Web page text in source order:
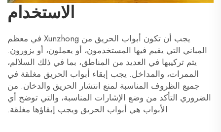
الاستخدام
يجب أن تكون أبواب الحريق من Xunzhong في معظم
المباني التي يقيم فيها المستخدمون، أو يعملون، أو يزورون.
يتم تركيبها في العديد من المناطق، بما في ذلك السلالم،
الممرات، والمداخل. يجب إبقاء أبواب الحريق مغلقة في
جميع الظروف المناسبة لمنع انتشار الحريق والدخان. من
الضروري التأكد من وضع الإشارات المناسبة، والتي توضح أي
الأبواب هي أبواب الحريق ويجب إبقاؤها مغلقة.